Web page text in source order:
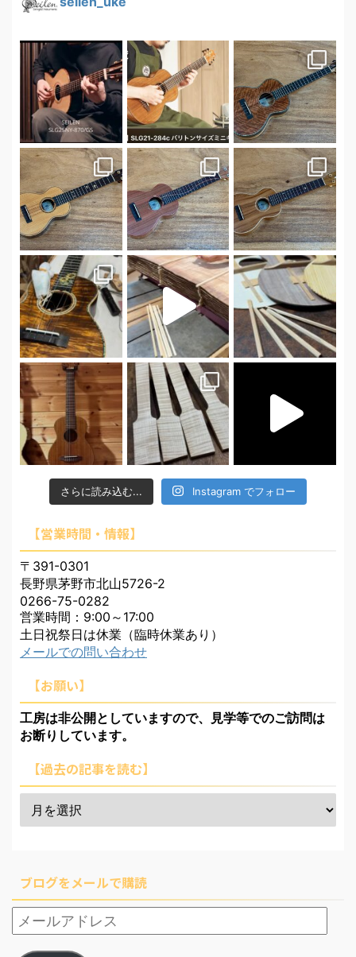
さらに読み込む... Instagram でフォロー
【営業時間・情報】
〒391-0301
長野県茅野市北山5726-2
0266-75-0282
営業時間：9:00～17:00
土日祝祭日は休業（臨時休業あり）
メールでの問い合わせ
【お願い】
工房は非公開としていますので、見学等でのご訪問は
お断りしています。
【過去の記事を読む】
ブログをメールで購読